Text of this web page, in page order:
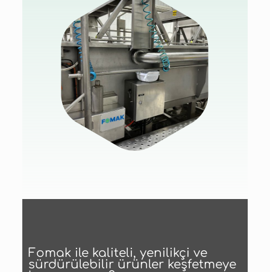
Fomak ile kaliteli, yenilikçi ve
sürdürülebilir ürünler keşfetmeye